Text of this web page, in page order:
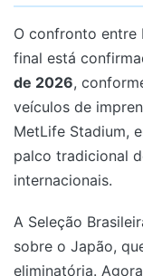
O confronto entre
final está
de 2026,
veículos de
MetLife Stadium,
palco tradicional
internacionais.
A Seleção
sobre o Japão,
eliminatória.